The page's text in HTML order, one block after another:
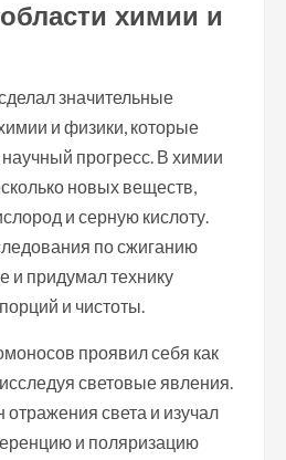
химии и
значительные
и физики, которые
прогресс. В химии
новых веществ,
и серную кислоту.
по сжиганию
и придумал технику
и чистоты.
проявил себя как
световые явления.
отражения света и изучал
и поляризацию